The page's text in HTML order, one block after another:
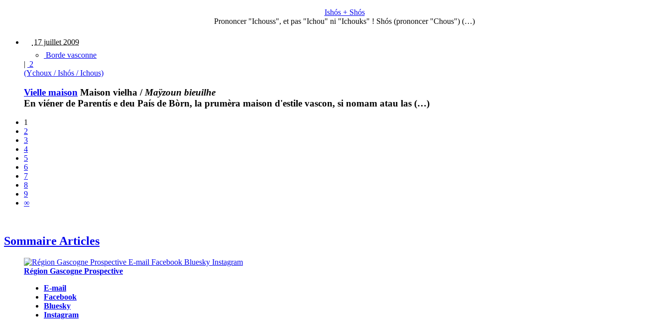
Ishós + Shós
Prononcer "Ichouss", et pas "Ichou" ni "Ichouks" ! Shós (prononcer "Chous") (…)
17 juillet 2009
Borde vasconne
| 2
(Ychoux / Ishós / Ichous)
Vielle maison Maison vielha / Maÿzoun bieuilhe
En viéner de Parentís e deu País de Bòrn, la prumèra maison d'estile vascon, si nomam atau las (…)
1
2
3
4
5
6
7
8
9
∞
Sommaire Articles
Région Gascogne Prospective
E-mail
Facebook
Bluesky
Instagram